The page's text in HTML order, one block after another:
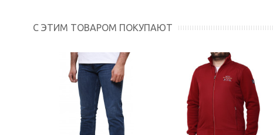
С ЭТИМ ТОВАРОМ ПОКУПАЮТ